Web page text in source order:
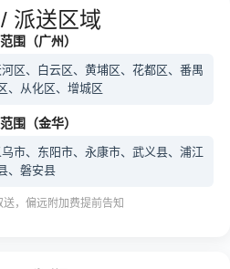
派送区域
围（广州）
区、白云区、黄埔区、花都区、番禺
、从化区、增城区
围（金华）
市、东阳市、永康市、武义县、浦江
、磐安县
，偏远附加费提前告知